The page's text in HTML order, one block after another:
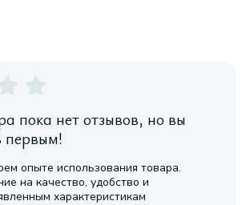
пока нет отзывов, но вы
первым!
опыте использования товара.
на качество, удобство и
характеристикам